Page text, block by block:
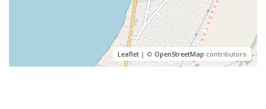
Leaflet | © OpenStreetMap contributors